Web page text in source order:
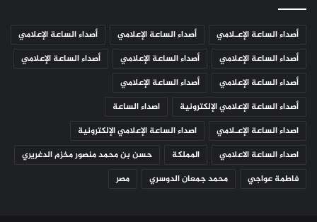
أصداء الساعة الإعـلامي أصداء الساعة الإعلامي
أصداء الساعة الإعلامي
أصداء الساعة الإعلامي
أصداء الساعة الإعلامي
أصداء الساعة الإعلامي
أصداء الساعة الإعلامي
أصداء الساعة الإعلامي
أصداء الساعة الإعلامي الإلكترونية
اصداء الساعة
اصداء الساعة الإعـلامي
اصداء الساعة الإعلامي الإلكترونية
اصداء الساعة الاعلامي
المملكة
حسن بن محمد منصور مخزم الدغريري
فاطمة عواجي
محمد جمعان الدوسري مصر